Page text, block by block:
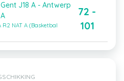
J18 A - Antwerp
R2 NAT A (Basketbal
72 -
101